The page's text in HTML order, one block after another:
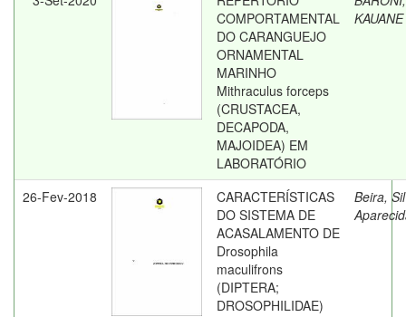
COMPORTAMENTAL
DO CARANGUEJO
ORNAMENTAL
MARINHO
Mithraculus forceps
(CRUSTACEA,
DECAPODA,
MAJOIDEA) EM
LABORATÓRIO
KAUANE
26-Fev-2018
CARACTERÍSTICAS
DO SISTEMA DE
ACASALAMENTO DE
Drosophila
maculifrons
(DIPTERA;
DROSOPHILIDAE)
Beira,